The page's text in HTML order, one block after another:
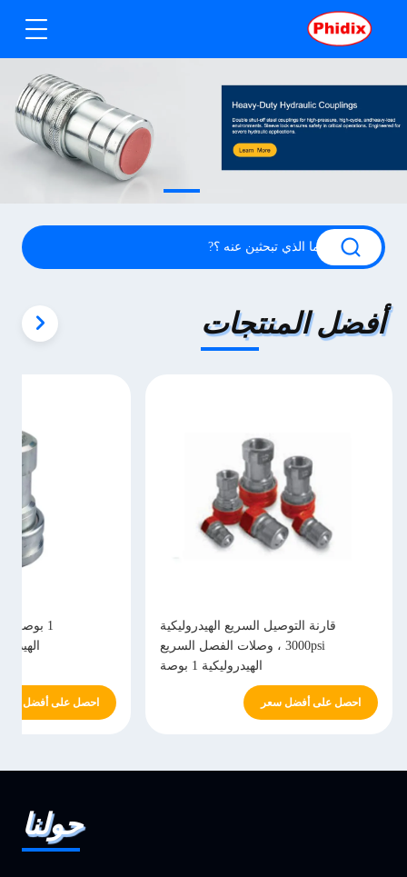
أفضل المنتجات
قارنة التوصيل السريع الهيدروليكية
3000psi ، وصلات الفصل السريع
الهيدروليكية 1 بوصة
احصل على أفضل سعر
1 بوصة
احصل على أفضل سعر
حولنا